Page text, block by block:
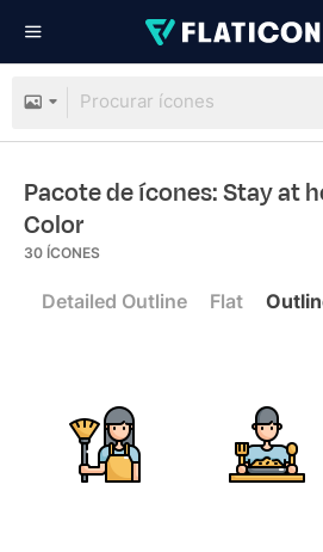
Pacote de ícones: Stay at
Color
30 ÍCONES
Detailed Outline Flat